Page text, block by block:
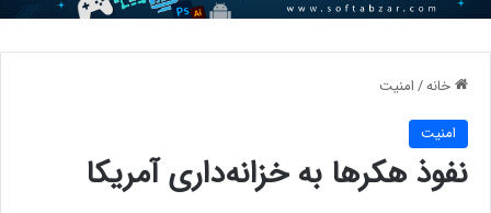
خانه/امنيت
امنيت
نفوذ هکرها به خزانه‌داری آمریکا